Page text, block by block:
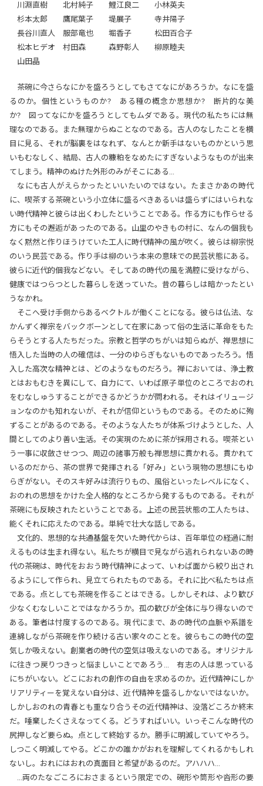
川淵直樹 北村純子 鯉江良二 小林英夫
杉本太郎 鷹尾葉子 堤展子 寺井陽子
長谷川直人 服部竜也 堀香子 松田百合子
松本ヒデオ 村田森 森野彰人 柳原睦夫
山田晶
茶碗に今さらなにかを盛ろうとしてもさてなにがあろうか。なにを盛
るのか。個性というものか? ある種の概念か思想か? 断片的な美
か? 図ってなにかを盛ろうとしてもムダである。現代の私たちには無
理なのである。また無理からぬことなのである。古人のなしたことを横
目に見る、それが脳裏をはなれず、なんとか新手はないものかという思
いもむなしく、結局、古人の糠粕をなめたにすぎないようなものが出来
てしまう。精神のぬけた外形のみがそこにある…
なにも古人がえらかったといいたいのではない。たまさかあの時代
に、喫茶する茶碗という小立体に盛るべきあるいは盛らずにはいられな
い時代精神と彼らは出くわしたということである。作る方にも作らせる
方にもその邂逅があったのである。山里のやきもの村に、なんの個我も
なく黙然と作りほうけていた工人に時代精神の風が吹く。彼らは柳宗悦
のいう民芸である。作り手は柳のいう本来の意味での民芸状態にある。
彼らに近代的個我などない。そしてあの時代の風を満腔に受けながら、
健康ではつらつとした暮らしを送っていた。昔の暮らしは暗かったとい
うなかれ。
そこへ受け手側からあるベクトルが働くことになる。彼らは仏法、な
かんずく禅宗をバックボーンとして在家にあって俗の生活に革命をもた
らそうとする人たちだった。宗教と哲学のちがいは知らぬが、禅思想に
悟入した当時の人の確信は、一分のゆらぎもないものであったろう。悟
入した高次な精神とは、どのようなものだろう。禅においては、浄土教
とはおもむきを異にして、自力にて、いわば原子単位のところでおのれ
をむなしゅうすることができるかどうかが問われる。それはイリュージ
ョンなのかも知れないが、それが信仰というものである。そのために殉
ずることがあるのである。そのような人たちが体系づけようとした、人
間としてのより善い生活。その実現のために茶が採用される。喫茶とい
う一事に収斂させつつ、周辺の諸事万般も禅思想に貫かれる。貫かれて
いるのだから、茶の世界で発揮される「好み」という現物の思想にもゆ
らぎがない。そのスキ好みは流行りもの、風俗といったレベルになく、
おのれの思想をかけた全人格的なところから発するものである。それが
茶碗にも反映されたということである。上述の民芸状態の工人たちは、
能くそれに応えたのである。単純で壮大な話しである。
文化的、思想的な共通基盤を欠いた時代からは、百年単位の経過に耐
えるものは生まれ得ない。私たちが横目で見ながら逃れられないあの時
代の茶碗は、時代をおおう時代精神によって、いわば面から絞り出され
るようにして作られ、見立てられたものである。それに比べ私たちは点
である。点としても茶碗を作ることはできる。しかしそれは、より歓び
少なくむなしいことではなかろうか。孤の歓びが全体に与り得ないので
ある。筆者は忖度するのである。現代にまで、あの時代の血脈や系譜を
連綿しながら茶碗を作り続ける古い家々のことを。彼らもこの時代の空
気しか吸えない。創業者の時代の空気は吸えないのである。オリジナル
に往きつ戻りつきっと悩ましいことであろう… 有志の人は思っている
にちがいない。どこにおれの創作の自由を求めるのか。近代精神にしか
リアリティーを覚えない自分は、近代精神を盛るしかないではないか。
しかしおのれの青春とも重なり合うその近代精神は、没落どころか終末
だ。唾棄したくさえなってくる。どうすればいい。いっそこんな時代の
尻押しなど要らぬ。点として終始するか。勝手に明滅していてやろう。
しつこく明滅してやる。どこかの誰かがおれを理解してくれるかもしれ
ないし。おれにはおれの真面目と希望があるのだ。アハハハ…
…両のたなごころにおさまるという限定での、碗形や筒形や沓形の要